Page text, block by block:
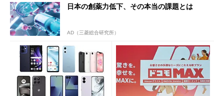
日本の創薬力低下、その本当の課題とは
AD（三菱総合研究所）